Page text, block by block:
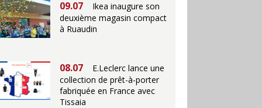
09.07
Ikea inaugure son
deuxième magasin compact
à Ruaudin
08.07
E.Leclerc lance une
collection de prêt-à-porter
fabriquée en France avec
Tissaia